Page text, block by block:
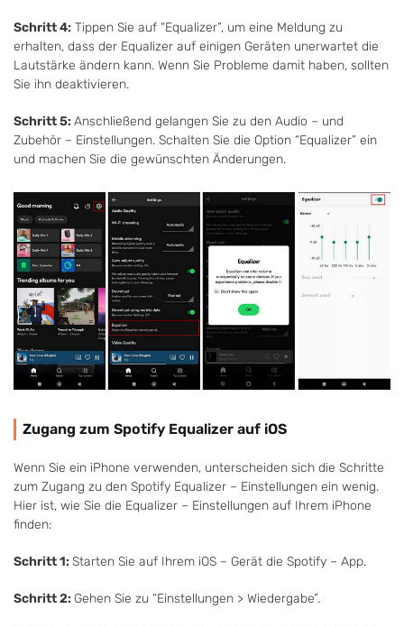
Schritt 4: Tippen Sie auf “Equalizer”, um eine Meldung zu
erhalten, dass der Equalizer auf einigen Geräten unerwartet die
Lautstärke ändern kann. Wenn Sie Probleme damit haben, sollten
Sie ihn deaktivieren.
Schritt 5: Anschließend gelangen Sie zu den Audio – und
Zubehör – Einstellungen. Schalten Sie die Option “Equalizer” ein
und machen Sie die gewünschten Änderungen.
Zugang zum Spotify Equalizer auf iOS
Wenn Sie ein iPhone verwenden, unterscheiden sich die Schritte
zum Zugang zu den Spotify Equalizer – Einstellungen ein wenig.
Hier ist, wie Sie die Equalizer – Einstellungen auf Ihrem iPhone
finden:
Schritt 1: Starten Sie auf Ihrem iOS – Gerät die Spotify – App.
Schritt 2: Gehen Sie zu “Einstellungen > Wiedergabe”.